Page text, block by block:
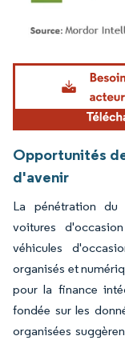
Image © Mordor
Opportunités
d'avenir
La pénétration du
voitures
véhicules
organisés et
pour la finance
fondée sur les
organisées